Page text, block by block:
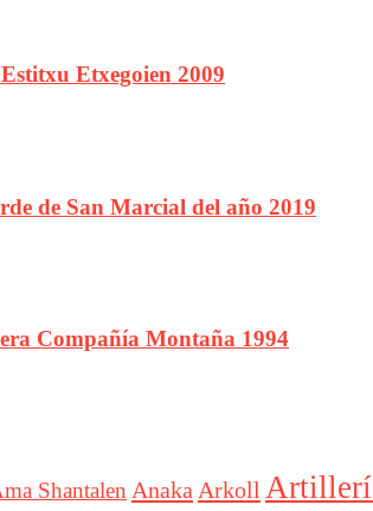
Etxegoien 2009
de San Marcial del año 2019
Compañía Montaña 1994
Shantalen AnakaArkoll